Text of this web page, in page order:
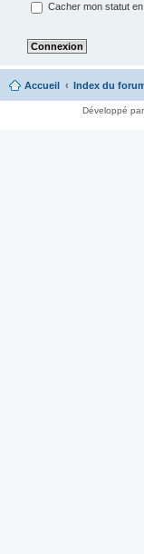
Cacher mon statut
Accueil Index du
Développé par